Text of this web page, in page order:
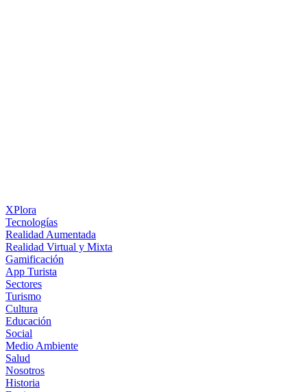
XPlora
Tecnologías
Realidad Aumentada
Realidad Virtual y Mixta
Gamificación
App Turista
Sectores
Turismo
Cultura
Educación
Social
Medio Ambiente
Salud
Nosotros
Historia